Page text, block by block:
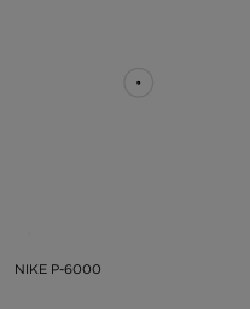
NIKE P-6000